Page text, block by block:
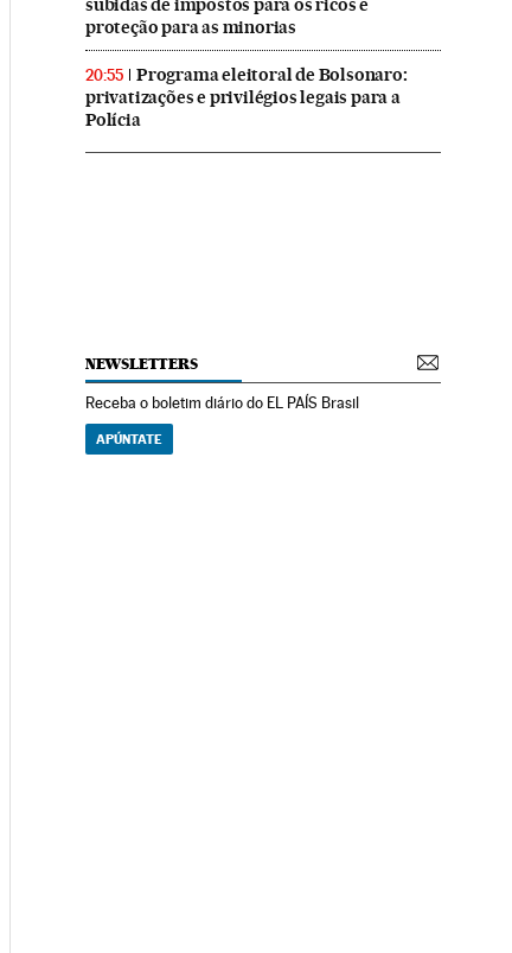
subidas de impostos para os ricos e
proteção para as minorias
20:55
Programa eleitoral de Bolsonaro:
privatizações e privilégios legais para a
Polícia
NEWSLETTERS
Receba o boletim diário do EL PAÍS Brasil
APÚNTATE